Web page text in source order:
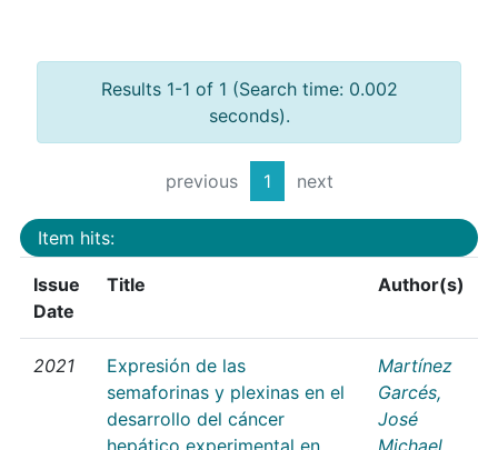
Results 1-1 of 1 (Search time: 0.002
seconds).
previous 1 next
Item hits:
Issue
Date
Title Author(s)
2021
Expresión de las
semaforinas y plexinas en el
desarrollo del cáncer
hepático experimental en
Martínez
Garcés,
José
Michael